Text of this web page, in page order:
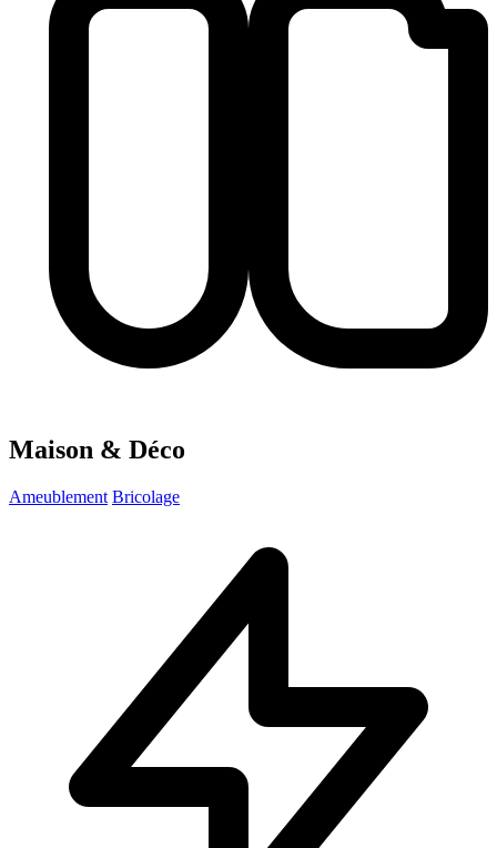
Maison & Déco
Ameublement Bricolage